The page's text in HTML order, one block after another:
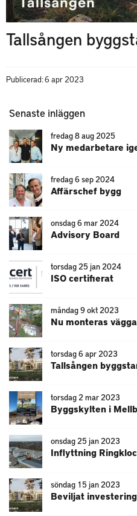
Tallsången
Publicerad: 6 apr 2023
Senaste inläggen
fredag 8 aug 2025
Ny medarbetare
fredag 6 sep 2024
Affärschef bygg
onsdag 6 mar 2024
Advisory Board
torsdag 25 jan 2024
ISO certifierat
måndag 9 okt 2023
Nu monteras
torsdag 6 apr 2023
Tallsången
torsdag 2 mar 2023
Byggskylten i
onsdag 25 jan 2023
Inflyttning
söndag 15 jan 2023
Beviljat